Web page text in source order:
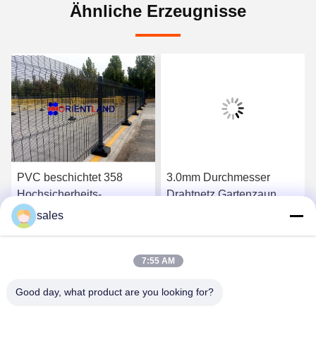
Ähnliche Erzeugnisse
PVC beschichtet 358
Hochsicherheits-
Gitterzaun Anti-Kletter-
Gitterzaun 8gauge 4.0mm
3.0mm Durchmesser
Drahtnetz Gartenzaun,
sales
7:55 AM
Good day, what product are you looking for?